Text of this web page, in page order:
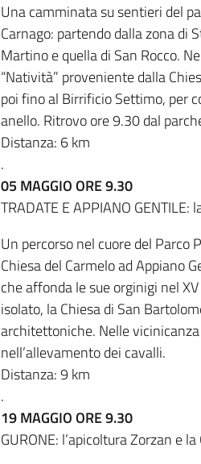
Una camminata su sentieri del
Carnago: partendo dalla zona di
Martino e quella di San Rocco.
“Natività” proveniente dalla
poi fino al Birrificio Settimo, per
anello. Ritrovo ore 9.30 dal
Distanza: 6 km
.
05 MAGGIO ORE 9.30
TRADATE E APPIANO
Un percorso nel cuore del Parco
Chiesa del Carmelo ad Appiano
che affonda le sue orginigi nel
isolato, la Chiesa di San
architettoniche. Nelle
nell’allevamento dei cavalli.
Distanza: 9 km
.
19 MAGGIO ORE 9.30
GURONE: l’apicoltura Zorzan e